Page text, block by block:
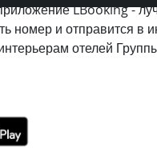
LBooking -
номер и отправится в
отелей